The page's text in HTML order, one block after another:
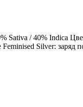
/ 40% Indica
Silver: заряд